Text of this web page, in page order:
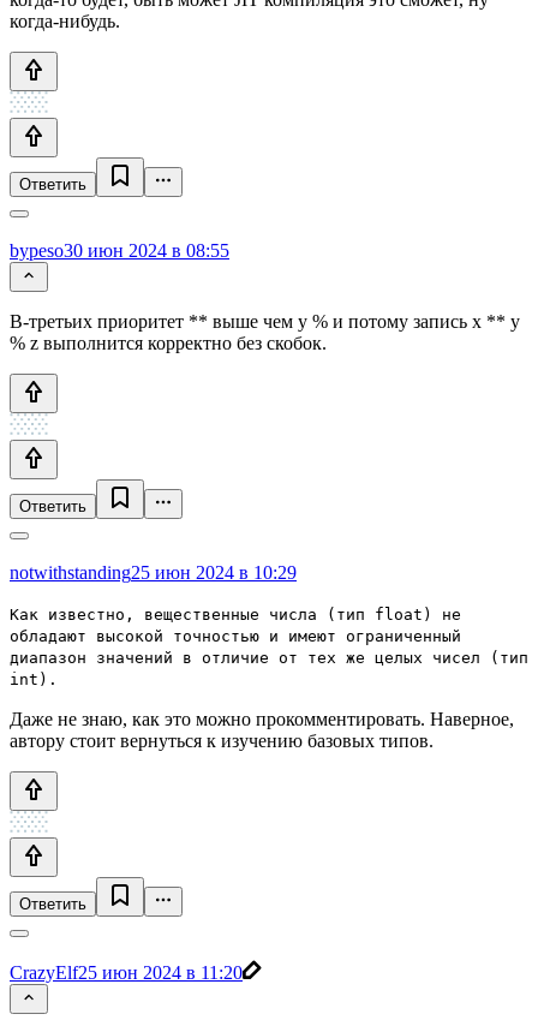
когда-нибудь.
Ответить
bypeso30 июн 2024 в 08:55
В-третьих приоритет ** выше чем у % и потому запись x ** y
% z выполнится корректно без скобок.
Ответить
notwithstanding25 июн 2024 в 10:29
Как известно, вещественные числа (тип float) не
обладают высокой точностью и имеют ограниченный
диапазон значений в отличие от тех же целых чисел (тип
int).
Даже не знаю, как это можно прокомментировать. Наверное,
автору стоит вернуться к изучению базовых типов.
Ответить
CrazyElf25 июн 2024 в 11:20